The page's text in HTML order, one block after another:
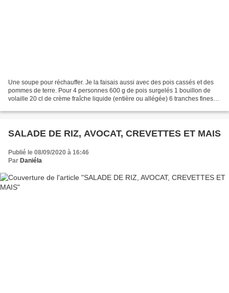
Une soupe pour réchauffer. Je la faisais aussi avec des pois cassés et des
pommes de terre. Pour 4 personnes 600 g de pois surgelés 1 bouillon de
volaille 20 cl de crème fraîche liquide (entière ou allégée) 6 tranches fines
SALADE DE RIZ, AVOCAT, CREVETTES ET MAIS
Publié le 08/09/2020 à 16:46
Par Daniéla